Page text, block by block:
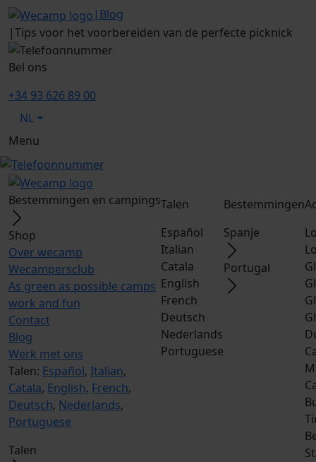
| Blog
|Tips voor het voorbereiden van de perfecte picknick
Bel ons
+34 93 626 89 00
NL
Menu
Bestemmingen en campings
Shop
Over wecamp
Wecampersclub
As green as possible camps
work and fun
Contact
Blog
Werk met ons
Talen: Español, Italian,
Catala, English, French,
Deutsch, Nederlands,
Portuguese
Talen
Talen
Español
Italian
Catala
English
French
Deutsch
Nederlands
Portuguese
Bestemmingen
Spanje
Portugal